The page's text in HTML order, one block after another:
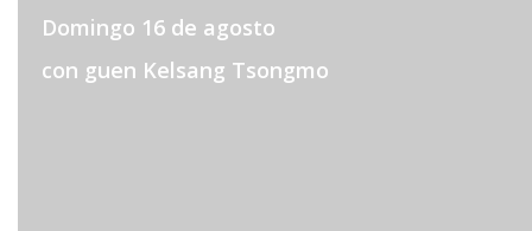
Domingo 16 de agosto
con guen Kelsang Tsongmo